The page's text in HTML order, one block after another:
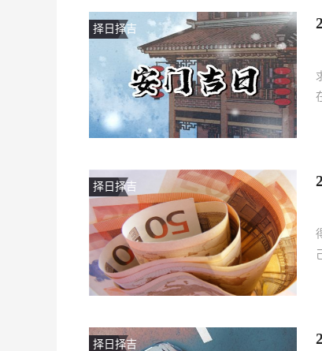
择日择吉
择日择吉
择日择吉